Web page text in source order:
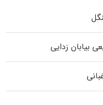
بیابان زدایی